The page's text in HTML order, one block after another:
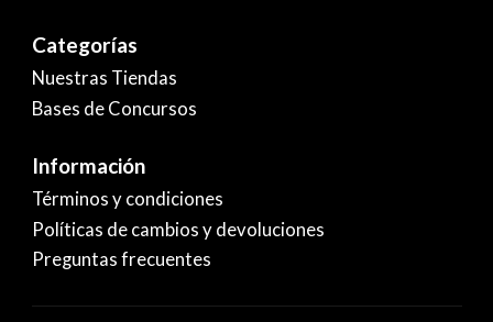
Categorías
Nuestras Tiendas
Bases de Concursos
Información
Términos y condiciones
Políticas de cambios y devoluciones
Preguntas frecuentes